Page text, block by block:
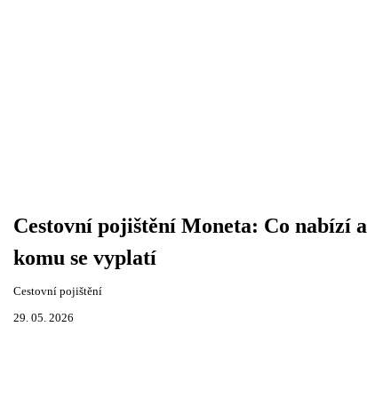
Cestovní pojištění Moneta: Co nabízí a
komu se vyplatí
Cestovní pojištění
29. 05. 2026